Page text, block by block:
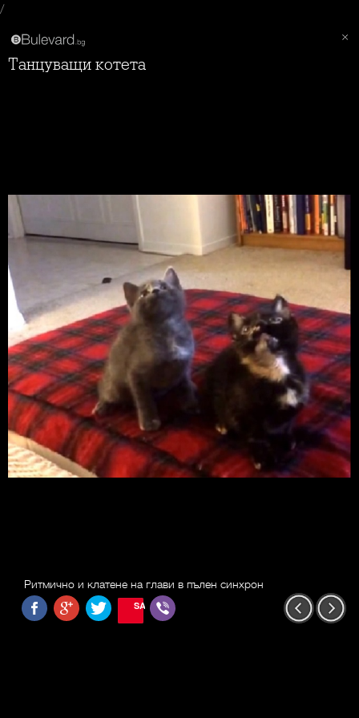
/
Танцуващи котета
Ритмично и клатене на глави в пълен синхрон
SAVE